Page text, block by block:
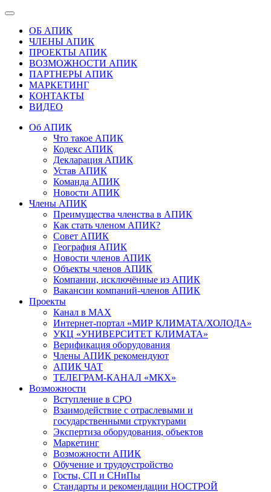
ОБ АПИК
ЧЛЕНЫ АПИК
ПРОЕКТЫ АПИК
ВОЗМОЖНОСТИ АПИК
ПАРТНЕРЫ АПИК
МАРКЕТИНГ
КОНТАКТЫ
ВИДЕО
Об АПИК
Что такое АПИК
Кодекс АПИК
Декларация АПИК
Устав АПИК
Команда АПИК
Новости АПИК
Члены АПИК
Преимущества членства в АПИК
Как стать членом АПИК?
Совет АПИК
География АПИК
Новости членов АПИК
Объекты членов АПИК
Компании, исключённые из АПИК
Вакансии компаний-членов АПИК
Проекты
Канал в MAX
Интернет-портал «МИР КЛИМАТА/ХОЛОДА»
УКЦ «УНИВЕРСИТЕТ КЛИМАТА»
Верификация оборудования
Члены АПИК рекомендуют
АПИК ЧАТ
ТЕЛЕГРАМ-КАНАЛ «МКХ»
Возможности
Вступление в СРО
Взаимодействие с отраслевыми и
государственными структурами
Экспертиза оборудования, объектов
Маркетинг
Возможности АПИК
Обучение и трудоустройство
Госты, СП и СНиПы
Стандарты и рекомендации НОСТРОЙ